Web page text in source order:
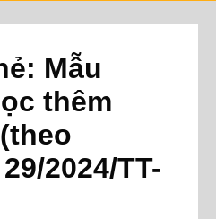
Mẫu
thêm
2024/TT-